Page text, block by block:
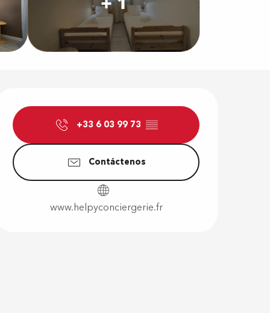
Horarios y
+33 6 03 99 73 ▒▒
Contáctenos
www.helpyconciergerie.fr